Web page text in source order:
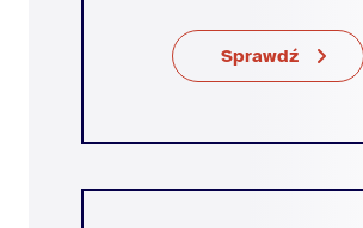
Sprawdź